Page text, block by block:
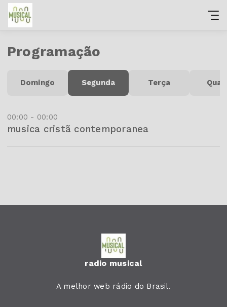
Programação
Domingo Segunda Terça
00:00 - 00:00
musica cristã contemporanea
radio musical
A melhor web rádio do Brasil.